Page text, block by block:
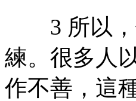
3 所以，
練。很多人
作不善，這